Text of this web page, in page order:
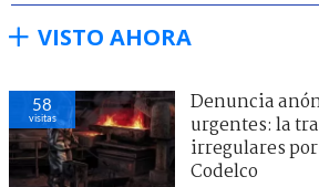
VISTO AHORA
58
visitas
Denuncia
urgentes: la
irregulares
Codelco